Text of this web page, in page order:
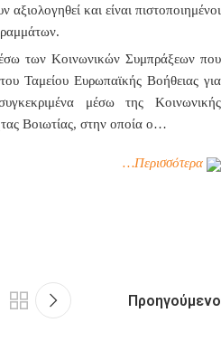
αξιολογηθεί και είναι πιστοποιημένοι
των Κοινωνικών Συμπράξεων που
Ταμείου Ευρωπαϊκής Βοήθειας για
μέσω της Κοινωνικής
Βοιωτίας, στην οποία ο…
…Περισσότερα
Προηγούμενο